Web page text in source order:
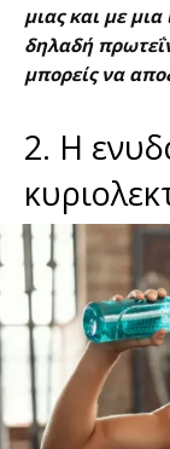
μιας και με
δηλαδή
μπορείς να
2. Η